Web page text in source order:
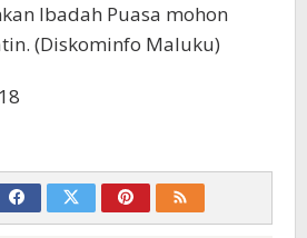
Ibadah Puasa mohon
(Diskominfo Maluku)